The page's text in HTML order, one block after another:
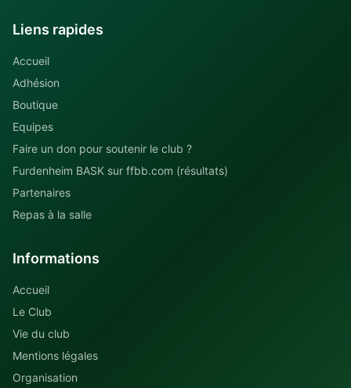
Liens rapides
Accueil
Adhésion
Boutique
Equipes
Faire un don pour soutenir le club ?
Furdenheim BASK sur ffbb.com (résultats)
Partenaires
Repas à la salle
Informations
Accueil
Le Club
Vie du club
Mentions légales
Organisation